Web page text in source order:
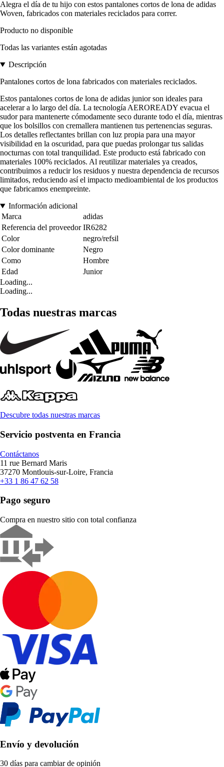
Alegra el día de tu hijo con estos pantalones cortos de lona de adidas
Woven, fabricados con materiales reciclados para correr.
Producto no disponible
Todas las variantes están agotadas
Descripción
Pantalones cortos de lona fabricados con materiales reciclados.
Estos pantalones cortos de lona de adidas junior son ideales para
acelerar a lo largo del día. La tecnología AEROREADY evacua el
sudor para mantenerte cómodamente seco durante todo el día, mientras
que los bolsillos con cremallera mantienen tus pertenencias seguras.
Los detalles reflectantes brillan con luz propia para una mayor
visibilidad en la oscuridad, para que puedas prolongar tus salidas
nocturnas con total tranquilidad. Este producto está fabricado con
materiales 100% reciclados. Al reutilizar materiales ya creados,
contribuimos a reducir los residuos y nuestra dependencia de recursos
limitados, reduciendo así el impacto medioambiental de los productos
que fabricamos enempreinte.
Información adicional
Marca
adidas
Referencia del proveedor IR6282
Color
negro/refsil
Color dominante
Negro
Como
Hombre
Edad
Junior
Loading...
Loading...
Todas nuestras marcas
Descubre todas nuestras marcas
Servicio postventa en Francia
Contáctanos
11 rue Bernard Maris
37270 Montlouis-sur-Loire, Francia
+33 1 86 47 62 58
Pago seguro
Compra en nuestro sitio con total confianza
Envío y devolución
30 días para cambiar de opinión